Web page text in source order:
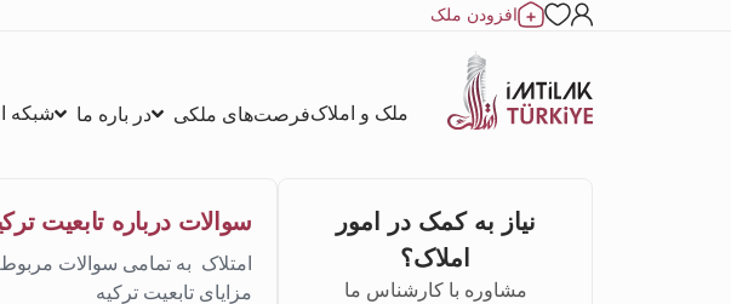
افزودن ملک
ملک و املاکفرصت‌های ملکی در باره ما شبکه
نیاز به کمک در امور
املاک؟
مشاوره با کارشناس ما
سوالات درباره تابعیت
امتلاک به تمامی سوالات
مزایای تابعیت ترکیه